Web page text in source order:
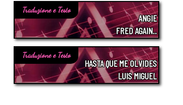
Traduzione e Testo
ANGIE
FRED AGAIN..
Traduzione e Testo
HASTA QUE ME OLVIDES
LUIS MIGUEL